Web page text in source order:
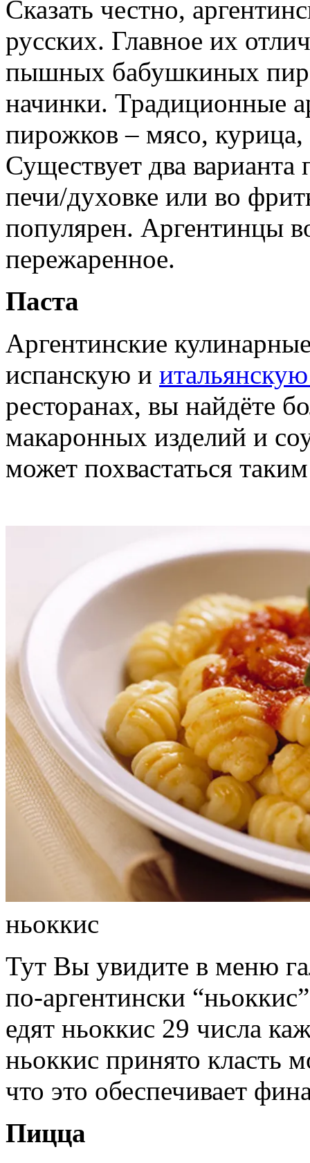
Сказать честно,
русских. Главное их
пышных бабушкиных
начинки. Традиционные
пирожков – мясо,
Существует два варианта
печи/духовке или во
популярен. Аргентинцы
пережаренное.
Паста
Аргентинские
испанскую и
ресторанах, вы найдёте
макаронных изделий и
может похвастаться
ньоккис
Тут Вы увидите в меню
по-аргентински
едят ньоккис 29 числа
ньоккис принято класть
что это обеспечивает
Пицца